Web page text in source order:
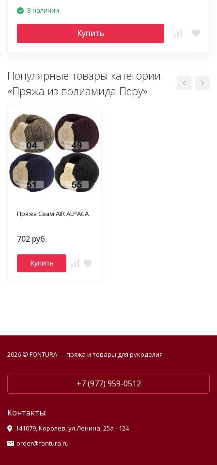
В наличии
Купить
Популярные товары категории
«Пряжа из полиамида Перу»
Пряжа Сеам AIR ALPACA
702 руб.
Купить
2026 © FONTURA — пряжа и товары для рукоделия
+7 (977) 959-0512
Контакты:
141079, Королев, ул.Ленина, 25а - 124
order@fontura.ru